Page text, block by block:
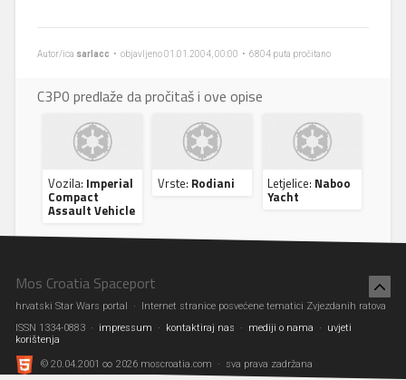
Autor/ica sarlacc • objavljeno 01.01.2004, 00:00 • 6804 puta pročitano
C3P0 predlaže da pročitaš i ove opise
Vozila: Imperial
Compact
Assault Vehicle
Vrste: Rodiani Letjelice: Naboo
Yacht
Mos Croatia Spaceport
hrvatski Star Wars portal · Internet stranice posvećene tematici Zvjezdanih ratova
ISSN 1334-0883 ·
impressum · kontaktiraj nas · mediji o nama ·
uvjeti
korištenja
© 20.04.2001 ∞ 2026 moscroatia.com · sva prava zadržana